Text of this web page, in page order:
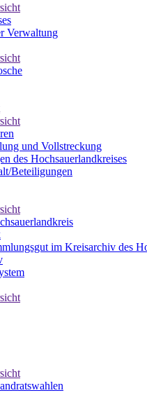
Verwaltung
und Vollstreckung
des Hochsauerlandkreises
Beteiligungen
im Kreisarchiv des